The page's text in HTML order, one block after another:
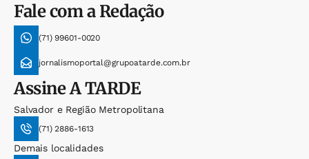
Fale com a Redação
(71) 99601-0020
jornalismoportal@grupoatarde.com.br
AssineA TARDE
Salvador e Região Metropolitana
(71) 2886-1613
Demais localidades